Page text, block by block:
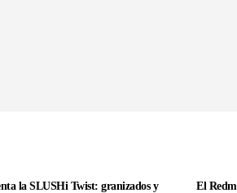
la SLUSHi Twist: granizados y
El